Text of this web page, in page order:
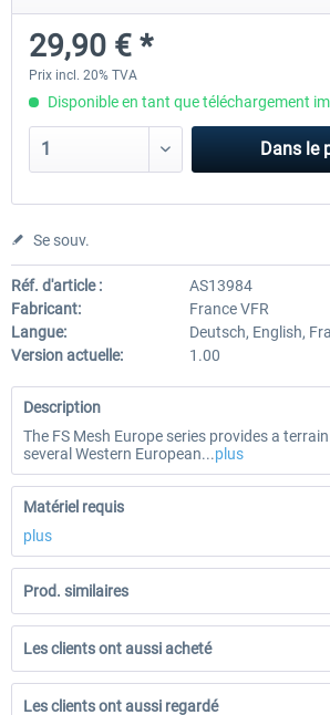
30,20 € *
29,90 € *
Prix incl. 20% TVA
Disponible en tant que téléchargement
Dans le
Se souv.
Réf. d'article :
AS13984
Fabricant:
France VFR
Langue:
Deutsch, English,
Version actuelle:
1.00
Description
The FS Mesh Europe series provides a
several Western European...plus
Matériel requis
plus
Prod. similaires
Les clients ont aussi acheté
Les clients ont aussi regardé